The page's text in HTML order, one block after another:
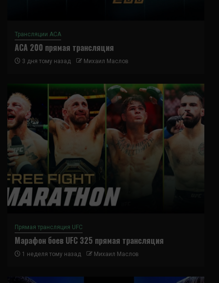
Трансляции ACA
ACA 200 прямая трансляция
3 дня тому назад Михаил Маслов
Прямая трансляция UFC
Марафон боев UFC 325 прямая трансляция
1 неделя тому назад Михаил Маслов